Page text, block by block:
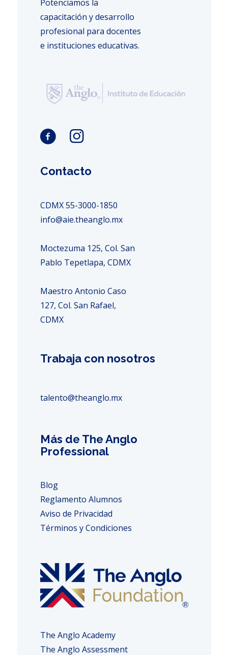
Potenciamos la
capacitación y desarrollo
profesional para docentes
e instituciones educativas.
Contacto
CDMX 55-3000-1850
info@aie.theanglo.mx
Moctezuma 125, Col. San
Pablo Tepetlapa, CDMX
Maestro Antonio Caso
127, Col. San Rafael,
CDMX
Trabaja con nosotros
talento@theanglo.mx
Más de The Anglo
Professional
Blog
Reglamento Alumnos
Aviso de Privacidad
Términos y Condiciones
The Anglo Academy
The Anglo Assessment